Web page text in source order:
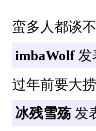
蛮多人都谈
imbaWolf发
过年前要大捞
冰残雪殇发